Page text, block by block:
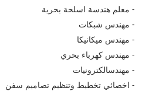
- معلم هندسة اسلحة بحرية
- مهندس شبكات
- مهندس ميكانيكا
- مهندس​ كهرباء بحري
- مهندس​الكترونيات
- اخصائي تخطيط وتنظيم تصاميم سفن